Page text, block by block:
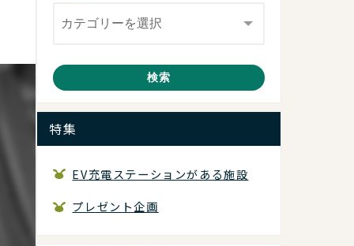
検索
特集
EV充電ステーションがある施設
プレゼント企画